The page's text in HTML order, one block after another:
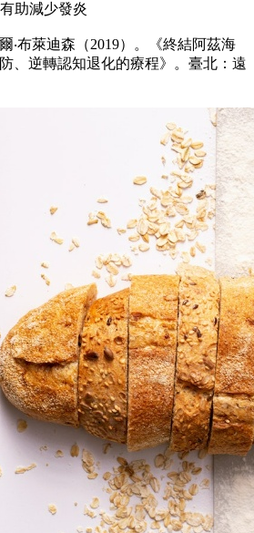
助減少發炎
爾‧布萊迪森（2019）。《終結阿茲海
、逆轉認知退化的療程》。臺北：遠